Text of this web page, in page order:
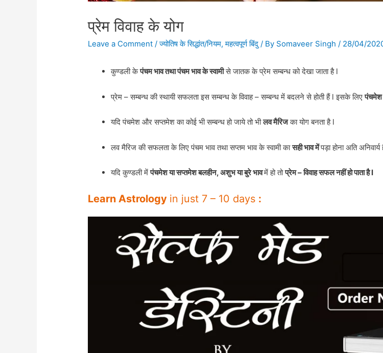
प्रेम विवाह के योग
Leave a Comment /ज्योतिष के सिद्धांत/नियम,महत्वपूर्ण बिंदु / By Somaveer Singh / 28/04/
कुण्डली केपंचम भाव तथा पंचम भाव के स्वामीसे जातक के प्रेम सम्बन्ध को देखा जाता है l
प्रेम – सम्बन्ध की स्थायी सफलता इस सम्बन्ध के विवाह – सम्बन्ध में बदलने से होती हैं l इसके लिएपंचमेश
यदि पंचमेश और सप्तमेश का कोई भी सम्बन्ध हो जाये तो भीलव मैरिजका योग बनता है l
लव मैरिज की सफलता के लिए पंचम भाव तथा सप्तम भाव के स्वामी कासही भाव मेंपड़ा होना अति अनिवार्य
यदि कुण्डली मेंपंचमेश या सप्तमेश बलहीन, अशुभ या बुरे भावमें हो तोप्रेम – विवाह सफल नहीं हो पाता है l
Learn Astrology in just 7 – 10 days :